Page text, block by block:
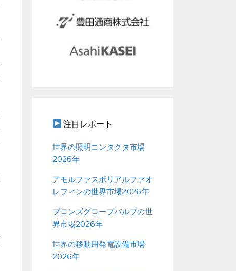
注目レポート
世界の照明コンタクタ市場
2026年
アモルファスポリアルファオ
レフィンの世界市場2026年
ブロンズグローブバルブの世
界市場2026年
世界の移動用発電設備市場
2026年